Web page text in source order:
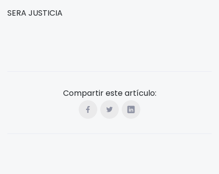
SERA JUSTICIA
Compartir este artículo: